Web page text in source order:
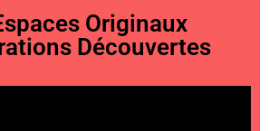
Originaux
Découvertes